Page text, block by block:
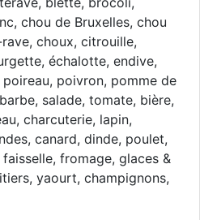
chou de Bruxelles, chou
choux, citrouille,
échalotte, endive,
poivron, pomme de
salade, tomate, bière,
charcuterie, lapin,
canard, dinde, poulet,
fromage, glaces &
yaourt, champignons,